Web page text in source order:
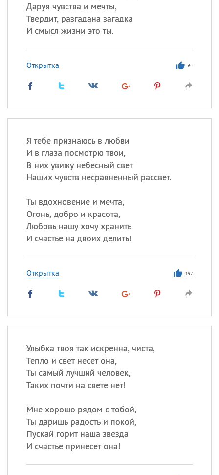
Даруя чувства и мечты,
Твердит, разгадана загадка
И смысл жизни это ты.
Открытка 64
Я тебе признаюсь в любви
И в глаза посмотрю твои,
В них увижу небесный свет
Наших чувств несравненный рассвет.
Ты вдохновение и мечта,
Огонь, добро и красота,
Любовь нашу хочу хранить
И счастье на двоих делить!
Открытка 192
Улыбка твоя так искренна, чиста,
Тепло и свет несет она,
Ты самый лучший человек,
Таких почти на свете нет!
Мне хорошо рядом с тобой,
Ты даришь радость и покой,
Пускай горит наша звезда
И счастье принесет она!